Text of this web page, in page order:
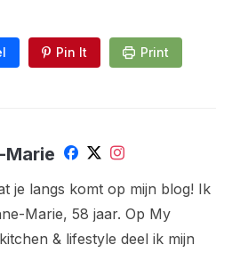
Pin It Print
Marie
je langs komt op mijn blog! Ik
Marie, 58 jaar. Op My
& lifestyle deel ik mijn